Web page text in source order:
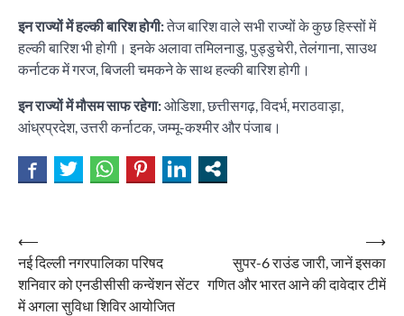
इन राज्यों में हल्की बारिश होगी:तेज बारिश वाले सभी राज्यों के कुछ हिस्सों में
हल्की बारिश भी होगी। इनके अलावा तमिलनाडु, पुड्डुचेरी, तेलंगाना, साउथ
कर्नाटक में गरज, बिजली चमकने के साथ हल्की बारिश होगी।
इन राज्यों में मौसम साफ रहेगा:ओडिशा, छत्तीसगढ़, विदर्भ, मराठवाड़ा,
आंध्रप्रदेश, उत्तरी कर्नाटक, जम्मू-कश्मीर और पंजाब।
Post
navigation
⟵
नई दिल्ली नगरपालिका परिषद
शनिवार को एनडीसीसी कन्वेंशन सेंटर
में अगला सुविधा शिविर आयोजित
सुपर-6 राउंड जारी, जानें इसका
गणित और भारत आने की दावेदार टीमें
⟶